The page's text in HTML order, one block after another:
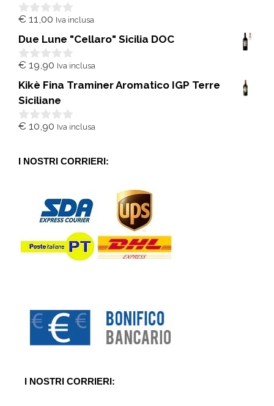
0
u
5
€ 11,00 Iva inclusa
Due Lune "Cellaro" Sicilia DOC
0
u
5
€ 19,90 Iva inclusa
Kikè Fina Traminer Aromatico IGP Terre
Siciliane
0
5
€ 10,90 Iva inclusa
I NOSTRI CORRIERI:
I NOSTRI CORRIERI: